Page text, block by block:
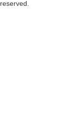
reserved.